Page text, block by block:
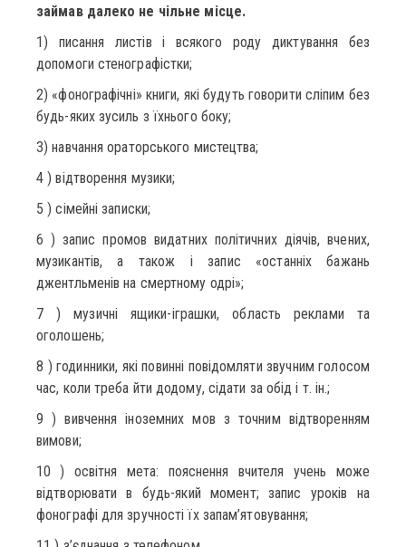
займав далеко не чільне місце.
1) писання листів і всякого роду диктування без
допомоги стенографістки;
2) «фонографічні» книги, які будуть говорити сліпим без
будь-яких зусиль з їхнього боку;
3) навчання ораторського мистецтва;
4 ) відтворення музики;
5 ) сімейні записки;
6 ) запис промов видатних політичних діячів, вчених,
музикантів, а також і запис «останніх бажань
джентльменів на смертному одрі»;
7 ) музичні ящики-іграшки, область реклами та
оголошень;
8 ) годинники, які повинні повідомляти звучним голосом
час, коли треба йти додому, сідати за обід і т. ін.;
9 ) вивчення іноземних мов з точним відтворенням
вимови;
10 ) освітня мета: пояснення вчителя учень може
відтворювати в будь-який момент; запис уроків на
фонографі для зручності їх запам’ятовування;